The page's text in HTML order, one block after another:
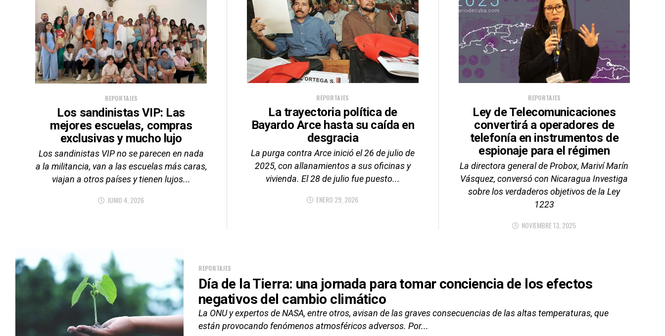
REPORTAJES
Los sandinistas VIP: Las
mejores escuelas, compras
exclusivas y mucho lujo
Los sandinistas VIP no se parecen en nada
a la militancia, van a las escuelas más caras,
viajan a otros países y tienen lujos...
JUNIO 4, 2026
REPORTAJES
La trayectoria política de
Bayardo Arce hasta su caída en
desgracia
La purga contra Arce inició el 26 de julio de
2025, con allanamientos a sus oficinas y
vivienda. El 28 de julio fue puesto...
ENERO 29, 2026
REPORTAJES
Ley de Telecomunicaciones
convertirá a operadores de
telefonía en instrumentos de
espionaje para el régimen
La directora general de Probox, Mariví Marín
Vásquez, conversó con Nicaragua Investiga
sobre los verdaderos objetivos de la Ley
1223
NOVIEMBRE 13, 2025
REPORTAJES
Día de la Tierra: una jornada para tomar conciencia de los efectos
negativos del cambio climático
La ONU y expertos de NASA, entre otros, avisan de las graves consecuencias de las altas temperaturas, que
están provocando fenómenos atmosféricos adversos. Por...